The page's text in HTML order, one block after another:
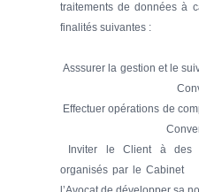
traitements de données à
finalités suivantes :
Asssurer la gestion et
Convention
Effectuer opérations de
Convention
Inviter le Client à des
organisés par le